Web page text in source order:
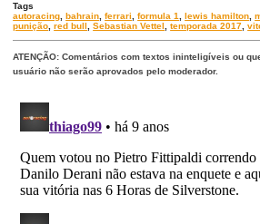
Tags
autoracing ,bahrain ,ferrari ,formula 1 ,lewis hamilton ,
punição ,red bull ,Sebastian Vettel ,temporada 2017 ,
ATENÇÃO: Comentários com textos ininteligíveis ou
usuário não serão aprovados pelo moderador.